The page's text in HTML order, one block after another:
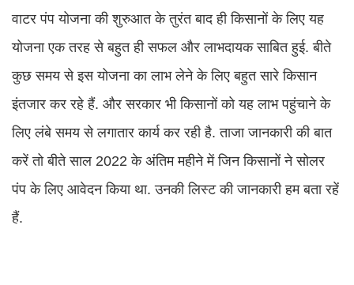
वाटर पंप योजना की शुरुआत के तुरंत बाद ही किसानों के लिए यह
योजना एक तरह से बहुत ही सफल और लाभदायक साबित हुई. बीते
कुछ समय से इस योजना का लाभ लेने के लिए बहुत सारे किसान
इंतजार कर रहे हैं. और सरकार भी किसानों को यह लाभ पहुंचाने के
लिए लंबे समय से लगातार कार्य कर रही है. ताजा जानकारी की बात
करें तो बीते साल 2022 के अंतिम महीने में जिन किसानों ने सोलर
पंप के लिए आवेदन किया था. उनकी लिस्ट की जानकारी हम बता रहें
हैं.